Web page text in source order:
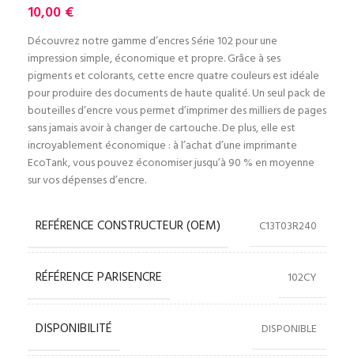
10,00 €
Découvrez notre gamme d’encres Série 102 pour une
impression simple, économique et propre. Grâce à ses
pigments et colorants, cette encre quatre couleurs est idéale
pour produire des documents de haute qualité. Un seul pack de
bouteilles d’encre vous permet d’imprimer des milliers de pages
sans jamais avoir à changer de cartouche. De plus, elle est
incroyablement économique : à l’achat d’une imprimante
EcoTank, vous pouvez économiser jusqu’à 90 % en moyenne
sur vos dépenses d’encre.
REFÉRENCE CONSTRUCTEUR (OEM) C13T03R240
RÉFÉRENCE PARISENCRE 102CY
DISPONIBILITÉ DISPONIBLE